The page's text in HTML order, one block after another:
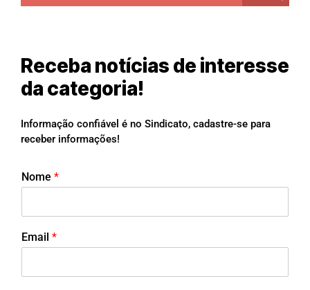
Receba notícias de interesse
da categoria!
Informação confiável é no Sindicato, cadastre-se para
receber informações!
Nome *
Email *